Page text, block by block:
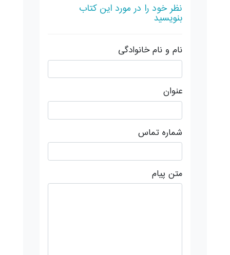
نظر خود را در مورد این کتاب
بنویسید
نام و نام خانوادگی
عنوان
شماره تماس
متن پیام